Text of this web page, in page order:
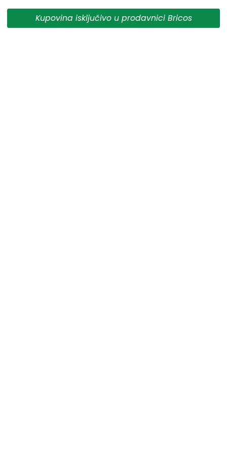
da su dostupni u svakom trenutku.
** Sve cene su sa uračunatim PDV-om, plaćanje se vrši
Kupovina isključivo u prodavnici Bricos